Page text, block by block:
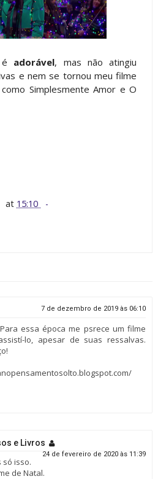
adorável, mas não atingiu
e nem se tornou meu filme
Simplesmente Amor e O
at 15:10
7 de dezembro de 2019 às 06:10
essa época me psrece um filme
lo, apesar de suas ressalvas.
e Livros
24 de fevereiro de 2020 às 11:39
só isso.
de Natal.